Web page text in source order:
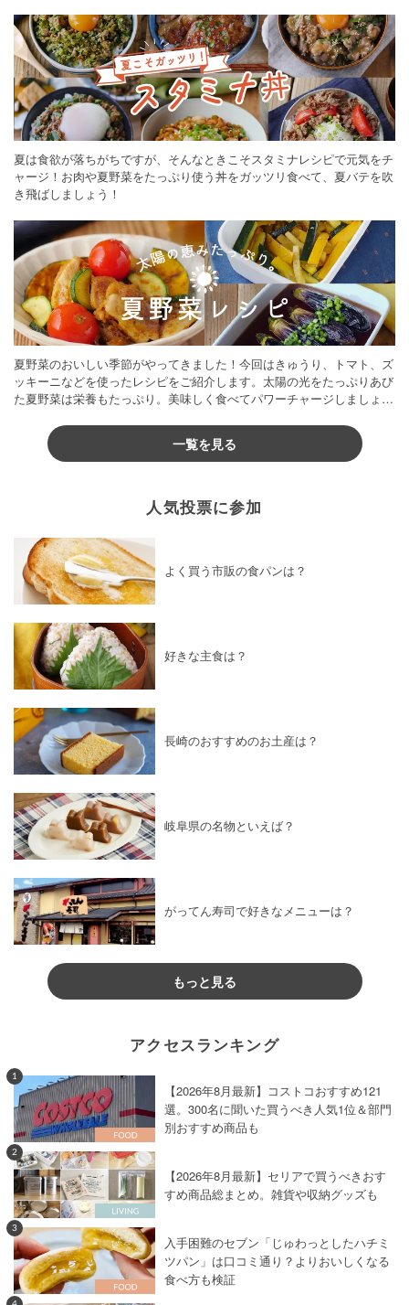
夏は食欲が落ちがちですが、そんなときこそスタミナレシピで元気をチ
ャージ！お肉や夏野菜をたっぷり使う丼をガッツリ食べて、夏バテを吹
き飛ばしましょう！
夏野菜のおいしい季節がやってきました！今回はきゅうり、トマト、ズ
ッキーニなどを使ったレシピをご紹介します。太陽の光をたっぷりあび
た夏野菜は栄養もたっぷり。美味しく食べてパワーチャージしましょう
一覧を見る
人気投票に参加
よく買う市販の食パンは？
好きな主食は？
長崎のおすすめのお土産は？
岐阜県の名物といえば？
がってん寿司で好きなメニューは？
もっと見る
アクセスランキング
1
【2026年8月最新】コストコおすすめ121
選。300名に聞いた買うべき人気1位＆部門
別おすすめ商品も
2
【2026年8月最新】セリアで買うべきおす
すめ商品総まとめ。雑貨や収納グッズも
3
入手困難のセブン「じゅわっとしたハチミ
ツパン」は口コミ通り？よりおいしくなる
食べ方も検証